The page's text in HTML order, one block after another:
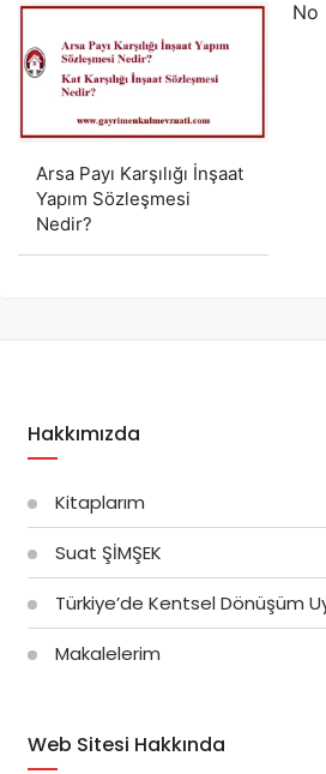
Arsa Payı Karşılığı İnşaat
Yapım Sözleşmesi
Nedir?
No
Hakkımızda
Kitaplarım
Suat ŞİMŞEK
Türkiye’de Kentsel Dönüşüm
Makalelerim
Web Sitesi Hakkında